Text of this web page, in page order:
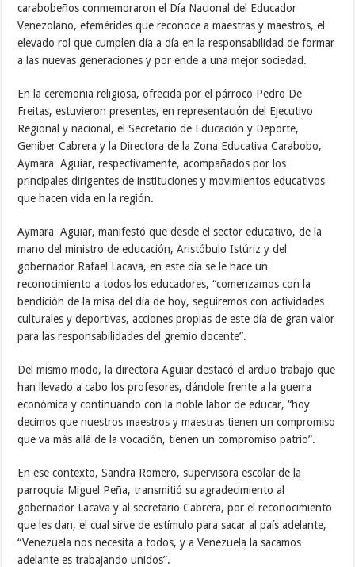
carabobeños conmemoraron el Día Nacional del Educador
Venezolano, efemérides que reconoce a maestras y maestros, el
elevado rol que cumplen día a día en la responsabilidad de formar
a las nuevas generaciones y por ende a una mejor sociedad.
En la ceremonia religiosa, ofrecida por el párroco Pedro De
Freitas, estuvieron presentes, en representación del Ejecutivo
Regional y nacional, el Secretario de Educación y Deporte,
Geniber Cabrera y la Directora de la Zona Educativa Carabobo,
Aymara Aguiar, respectivamente, acompañados por los
principales dirigentes de instituciones y movimientos educativos
que hacen vida en la región.
Aymara Aguiar, manifestó que desde el sector educativo, de la
mano del ministro de educación, Aristóbulo Istúriz y del
gobernador Rafael Lacava, en este día se le hace un
reconocimiento a todos los educadores, “comenzamos con la
bendición de la misa del día de hoy, seguiremos con actividades
culturales y deportivas, acciones propias de este día de gran valor
para las responsabilidades del gremio docente”.
Del mismo modo, la directora Aguiar destacó el arduo trabajo que
han llevado a cabo los profesores, dándole frente a la guerra
económica y continuando con la noble labor de educar, “hoy
decimos que nuestros maestros y maestras tienen un compromiso
que va más allá de la vocación, tienen un compromiso patrio”.
En ese contexto, Sandra Romero, supervisora escolar de la
parroquia Miguel Peña, transmitió su agradecimiento al
gobernador Lacava y al secretario Cabrera, por el reconocimiento
que les dan, el cual sirve de estímulo para sacar al país adelante,
“Venezuela nos necesita a todos, y a Venezuela la sacamos
adelante es trabajando unidos”.